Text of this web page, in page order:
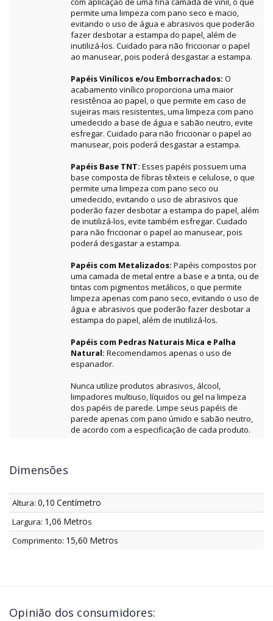
permite uma limpeza com pano seco e macio,
evitando o uso de água e abrasivos que poderão
fazer desbotar a estampa do papel, além de
inutilizá-los. Cuidado para não friccionar o papel
ao manusear, pois poderá desgastar a estampa.
Papéis Vinílicos e/ou Emborrachados: O
acabamento vinílico proporciona uma maior
resistência ao papel, o que permite em caso de
sujeiras mais resistentes, uma limpeza com pano
umedecido a base de água e sabão neutro, evite
esfregar. Cuidado para não friccionar o papel ao
manusear, pois poderá desgastar a estampa.
Papéis Base TNT: Esses papéis possuem uma
base composta de fibras têxteis e celulose, o que
permite uma limpeza com pano seco ou
umedecido, evitando o uso de abrasivos que
poderão fazer desbotar a estampa do papel, além
de inutilizá-los, evite também esfregar. Cuidado
para não friccionar o papel ao manusear, pois
poderá desgastar a estampa.
Papéis com Metalizados: Papéis compostos por
uma camada de metal entre a base e a tinta, ou de
tintas com pigmentos metálicos, o que permite
limpeza apenas com pano seco, evitando o uso de
água e abrasivos que poderão fazer desbotar a
estampa do papel, além de inutilizá-los.
Papéis com Pedras Naturais Mica e Palha
Natural: Recomendamos apenas o uso de
espanador.
Nunca utilize produtos abrasivos, álcool,
limpadores multiuso, líquidos ou gel na limpeza
dos papéis de parede. Limpe seus papéis de
parede apenas com pano úmido e sabão neutro,
de acordo com a especificação de cada produto.
Dimensões
Altura: 0,10 Centímetro
Largura: 1,06 Metros
Comprimento: 15,60 Metros
Opinião dos consumidores: